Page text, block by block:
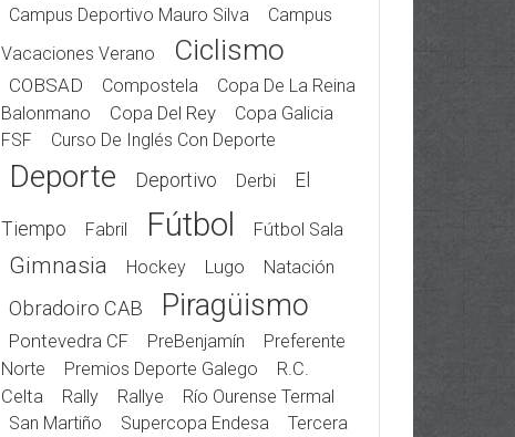
Campus Deportivo Mauro Silva
Campus
Vacaciones Verano
Ciclismo
COBSAD Compostela
Copa De La Reina
Balonmano
Copa Del Rey
Copa Galicia
FSF
Curso De Inglés Con Deporte
Deporte Deportivo Derbi El
Tiempo Fabril Fútbol Fútbol Sala
Gimnasia Hockey Lugo Natación
Obradoiro CAB Piragüismo
Pontevedra CF PreBenjamín
Preferente
Norte
Premios Deporte Galego
R.C.
Celta
Rally Rallye
Río Ourense Termal
San Martiño
Supercopa Endesa Tercera